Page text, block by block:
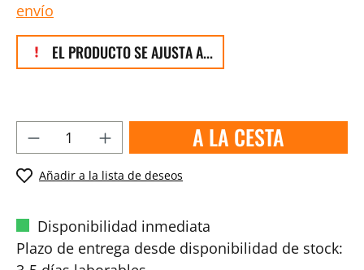
envío
EL PRODUCTO SE AJUSTA A...
A LA CESTA
Añadir a la lista de deseos
Disponibilidad inmediata
Plazo de entrega desde disponibilidad de stock: